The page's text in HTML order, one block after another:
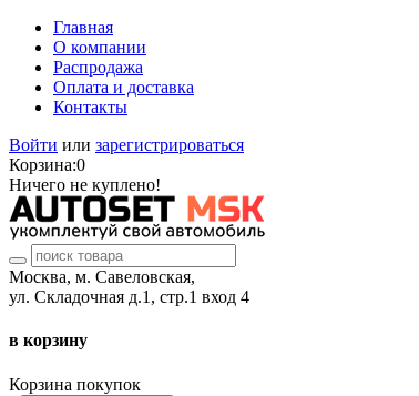
Главная
О компании
Распродажа
Оплата и доставка
Контакты
Войти или зарегистрироваться
Корзина:0
Ничего не куплено!
Москва, м. Савеловская,
ул. Складочная д.1, стр.1 вход 4
в корзину
Корзина покупок